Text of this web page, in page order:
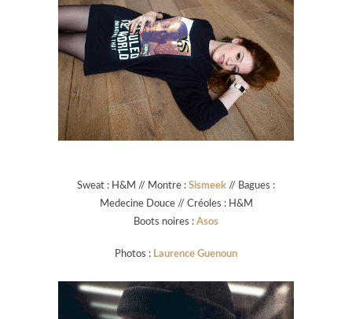
Sweat : H&M // Montre : Sismeek // Bagues :
Medecine Douce // Créoles : H&M
Boots noires : Asos
Photos : Laurence Guenoun